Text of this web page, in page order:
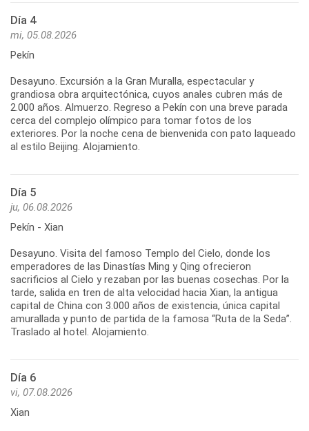
Día 4
mi, 05.08.2026
Pekín
Desayuno. Excursión a la Gran Muralla, espectacular y
grandiosa obra arquitectónica, cuyos anales cubren más de
2.000 años. Almuerzo. Regreso a Pekín con una breve parada
cerca del complejo olímpico para tomar fotos de los
exteriores. Por la noche cena de bienvenida con pato laqueado
al estilo Beijing. Alojamiento.
Día 5
ju, 06.08.2026
Pekín - Xian
Desayuno. Visita del famoso Templo del Cielo, donde los
emperadores de las Dinastías Ming y Qing ofrecieron
sacrificios al Cielo y rezaban por las buenas cosechas. Por la
tarde, salida en tren de alta velocidad hacia Xian, la antigua
capital de China con 3.000 años de existencia, única capital
amurallada y punto de partida de la famosa “Ruta de la Seda”.
Traslado al hotel. Alojamiento.
Día 6
vi, 07.08.2026
Xian